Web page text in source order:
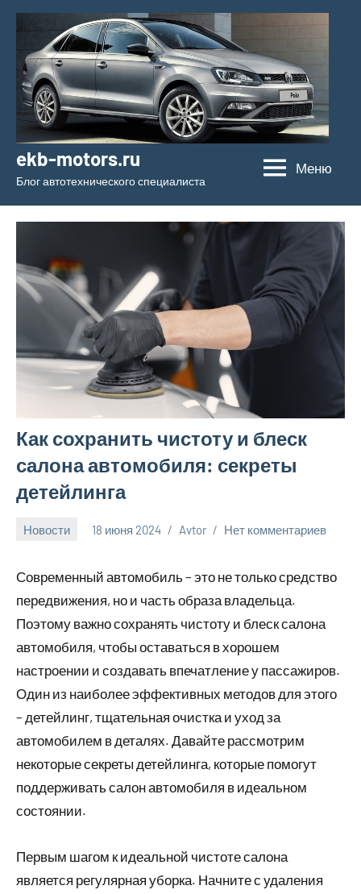
Перейти
содержимому
ekb-motors.ru
Блог автотехнического специалиста
Меню
Как сохранить чистоту и блеск
салона автомобиля: секреты
детейлинга
Новости 18 июня 2024 Avtor Нет комментариев
Современный автомобиль – это не только средство
передвижения, но и часть образа владельца.
Поэтому важно сохранять чистоту и блеск салона
автомобиля, чтобы оставаться в хорошем
настроении и создавать впечатление у пассажиров.
Один из наиболее эффективных методов для этого
– детейлинг, тщательная очистка и уход за
автомобилем в деталях. Давайте рассмотрим
некоторые секреты детейлинга, которые помогут
поддерживать салон автомобиля в идеальном
состоянии.
Первым шагом к идеальной чистоте салона
является регулярная уборка. Начните с удаления